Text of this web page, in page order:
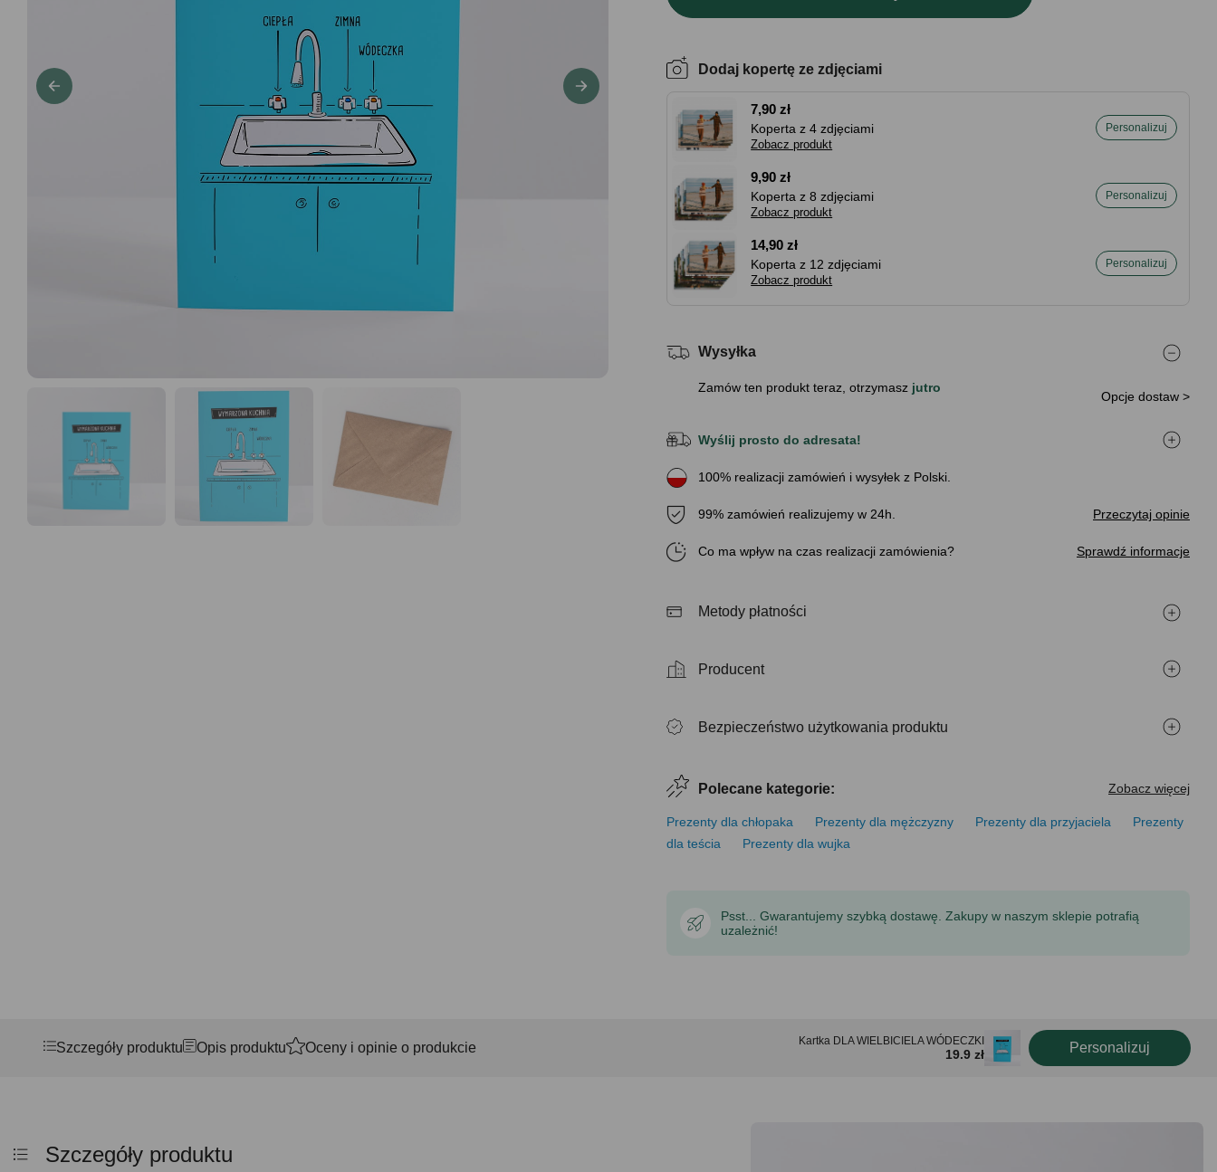
Dodaj kopertę ze zdjęciami
7,90 zł
Koperta z 4 zdjęciami
Zobacz produkt
Personalizuj
9,90 zł
Koperta z 8 zdjęciami
Zobacz produkt
Personalizuj
14,90 zł
Koperta z 12 zdjęciami
Zobacz produkt
Personalizuj
Wysyłka
Zamów ten produkt teraz, otrzymasz jutro
Opcje dostaw >
Wyślij prosto do adresata!
100% realizacji zamówień i wysyłek z Polski.
99% zamówień realizujemy w 24h. Przeczytaj opinie
Co ma wpływ na czas realizacji zamówienia Sprawdź informacje
Metody płatności
Producent
Bezpieczeństwo użytkowania produktu
Polecane kategorie: Zobacz więcej
Prezenty dla chłopaka Prezenty dla mężczyzny Prezenty dla przyjaciela
Prezenty
dla teścia
Prezenty dla wujka
Psst... Gwarantujemy szybką dostawę. Zakupy w naszym sklepie potrafią
uzależnić!
Szczegóły produktu Opis produktu Oceny i opinie o produkcie Kartka DLA WIELBICIELA WÓDECZKI
19.9 zł Personalizuj
Szczegóły produktu